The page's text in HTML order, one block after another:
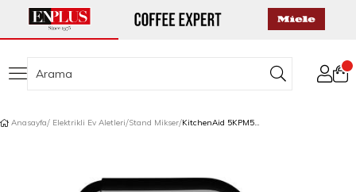
Anasayfa Elektrikli Ev Aletleri Stand Mikser KitchenAid 5KPM5EOB Heavy Duty 4,8 L Stand Mikser Onyx Black